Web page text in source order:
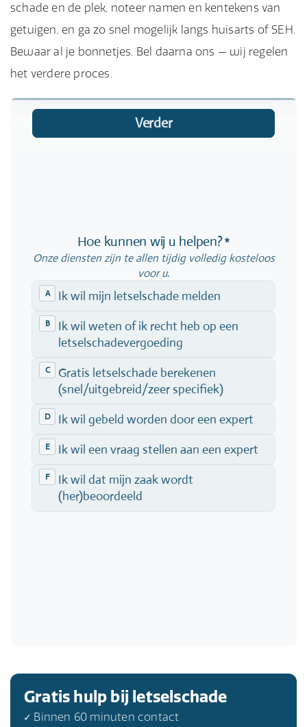
schade en de plek, noteer namen en kentekens van
getuigen, en ga zo snel mogelijk langs huisarts of SEH.
Bewaar al je bonnetjes. Bel daarna ons — wij regelen
het verdere proces.
Gratis hulp bij letselschade
✓ Binnen 60 minuten contact